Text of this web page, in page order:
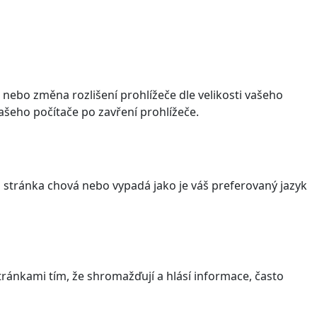
změna rozlišení prohlížeče dle velikosti vašeho
počítače po zavření prohlížeče.
chová nebo vypadá jako je váš preferovaný jazyk
tím, že shromažďují a hlásí informace, často